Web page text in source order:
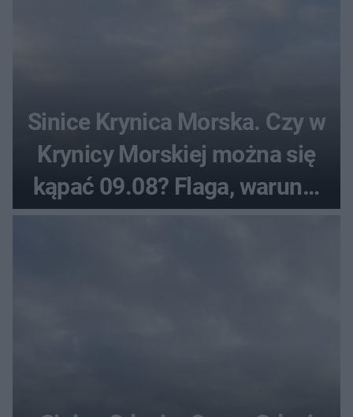
Sinice Krynica Morska. Czy w
Krynicy Morskiej można się
kąpać 09.08? Flaga, warunki
pogodowe